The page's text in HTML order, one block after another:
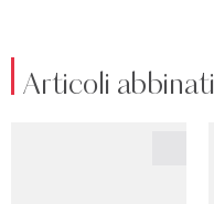
Articoli abbinati